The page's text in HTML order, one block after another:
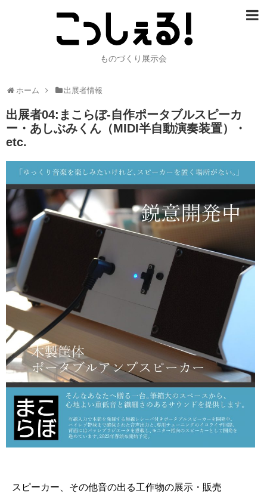
ものづくり展示会
ホーム 出展者情報
出展者04:まこらぼ-自作ポータブルスピーカ
ー・あしぶみくん（MIDI半自動演奏装置）・
etc.
スピーカー、その他音の出る工作物の展示・販売